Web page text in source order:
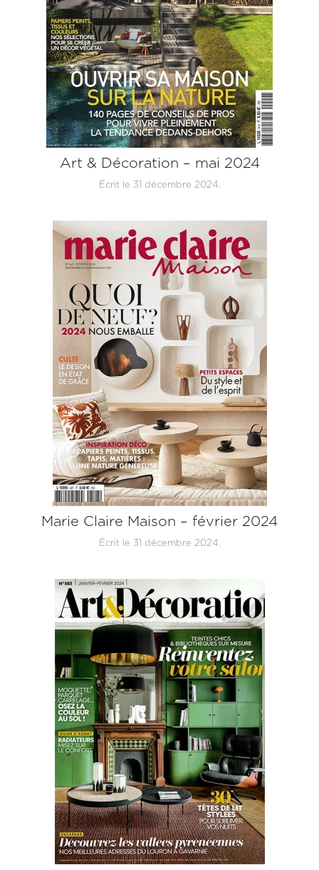
Art & Décoration – mai 2024
Écrit le 31 décembre 2024.
Marie Claire Maison – février 2024
Écrit le 31 décembre 2024.